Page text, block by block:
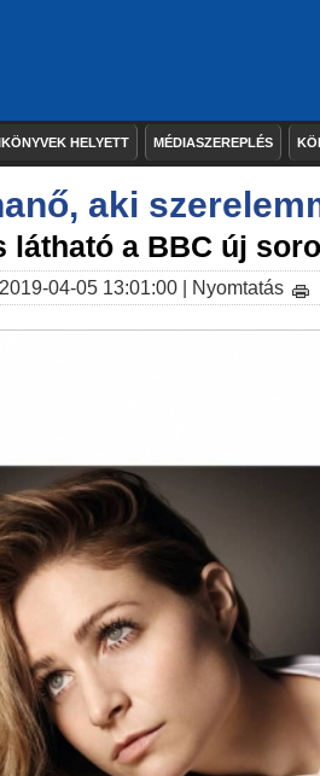
HELYETT MÉDIASZEREPLÉS
aki
látható a BBC új
04-05 13:01:00 | Nyomtatás